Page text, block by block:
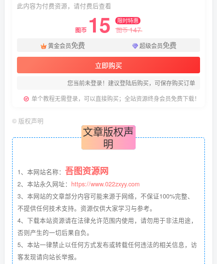
此内容为付费资源，请付费后查看
图币 15 限时特惠
图币147
黄金会员免费 超级会员免费
立即购买
您当前未登录！建议登陆后购买，可保存购买订单
单个教程无需登录，可以直接购买；全站资源终身会员免费下载！
© 版权声明
文章版权声
明
1、本网站名称： 吾图资源网
2、本站永久网址： https://www.022zxyy.com
3、本网站的文章部分内容可能来源于网络，不保证100%完整、
不提供任何技术支持。资源仅供大家学习与参考。
4、下载本站资源请在法律允许范围内使用，请勿用于非法用途，
否则产生的一切后果自负。
5、本站一律禁止以任何方式发布或转载任何违法的相关信息，访
客发现请向站长举报。